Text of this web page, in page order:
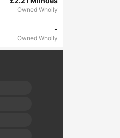
Owned Wholly
-
Owned Wholly